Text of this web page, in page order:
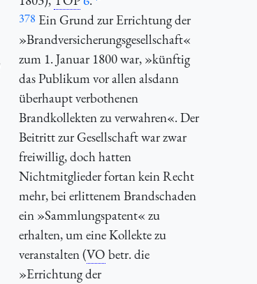
378 Ein Grund zur Errichtung der
»Brandversicherungsgesellschaft«
zum 1. Januar 1800 war, »künftig
das Publikum vor allen alsdann
überhaupt verbothenen
Brandkollekten zu verwahren«. Der
Beitritt zur Gesellschaft war zwar
freiwillig, doch hatten
Nichtmitglieder fortan kein Recht
mehr, bei erlittenem Brandschaden
ein »Sammlungspatent« zu
erhalten, um eine Kollekte zu
veranstalten (VO betr. die
»Errichtung der